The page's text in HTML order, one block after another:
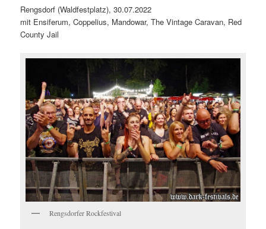
Rengsdorf (Waldfestplatz), 30.07.2022
mit Ensiferum, Coppelius, Mandowar, The Vintage Caravan, Red
County Jail
Rengsdorfer Rockfestival